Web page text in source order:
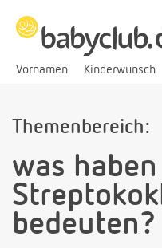
Vornamen Kinderwunsch
Themenbereich:
was haben
bedeuten?